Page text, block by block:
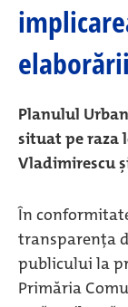
Planulul
situat pe raza
Vladimirescu
În
transparența
publicului la
Primăria